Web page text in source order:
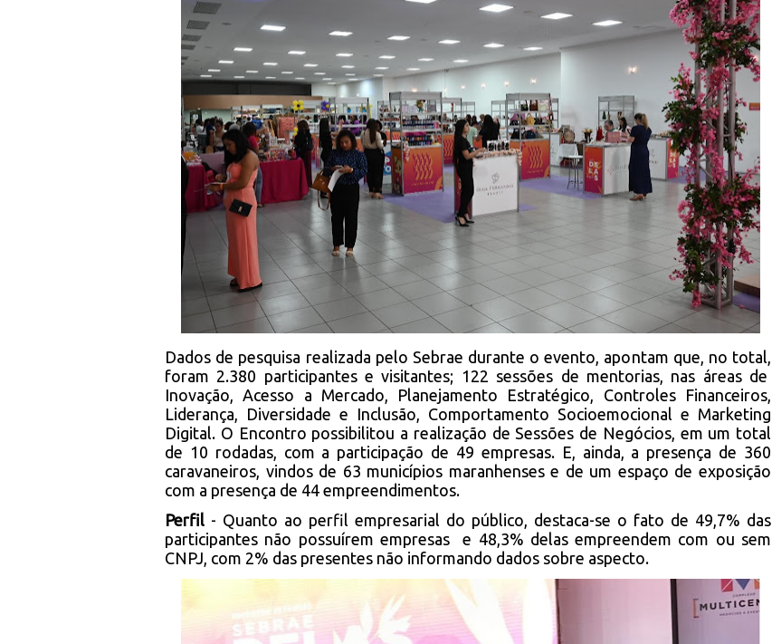
Dados de pesquisa realizada pelo Sebrae durante o evento, apontam que, no total,
foram 2.380 participantes e visitantes; 122 sessões de mentorias, nas áreas de
Inovação, Acesso a Mercado, Planejamento Estratégico, Controles Financeiros,
Liderança, Diversidade e Inclusão, Comportamento Socioemocional e Marketing
Digital. O Encontro possibilitou a realização de Sessões de Negócios, em um total
de 10 rodadas, com a participação de 49 empresas. E, ainda, a presença de 360
caravaneiros, vindos de 63 municípios maranhenses e de um espaço de exposição
com a presença de 44 empreendimentos.
Perfil - Quanto ao perfil empresarial do público, destaca-se o fato de 49,7% das
participantes não possuírem empresas e 48,3% delas empreendem com ou sem
CNPJ, com 2% das presentes não informando dados sobre aspecto.